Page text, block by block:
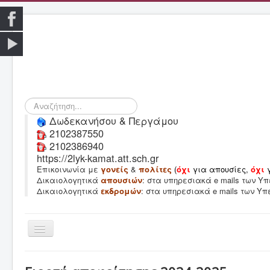
Αναζήτηση...
Δωδεκανήσου & Περγάμου
2102387550
2102386940
https://2lyk-kamat.att.sch.gr
Επικοινωνία με γονείς & πολίτες (όχι για απουσίες, όχι
Δικαιολογητικά απουσιών: στα υπηρεσιακά e mails των
Δικαιολογητικά εκδρομών: στα υπηρεσιακά e mails των
Εναλλαγή